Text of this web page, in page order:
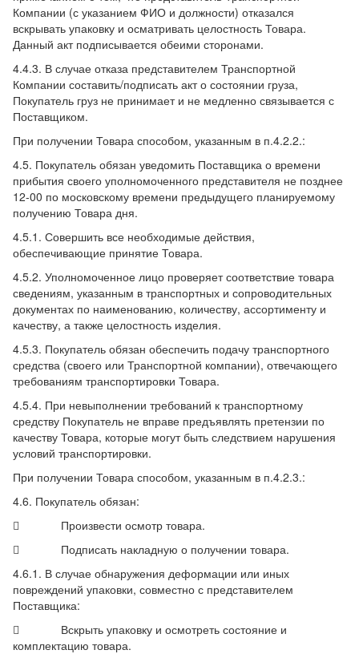
Компании (с указанием ФИО и должности) отказался
вскрывать упаковку и осматривать целостность Товара.
Данный акт подписывается обеими сторонами.
4.4.3. В случае отказа представителем Транспортной
Компании составить/подписать акт о состоянии груза,
Покупатель груз не принимает и не медленно связывается с
Поставщиком.
При получении Товара способом, указанным в п.4.2.2.:
4.5. Покупатель обязан уведомить Поставщика о времени
прибытия своего уполномоченного представителя не позднее
12-00 по московскому времени предыдущего планируемому
получению Товара дня.
4.5.1. Совершить все необходимые действия,
обеспечивающие принятие Товара.
4.5.2. Уполномоченное лицо проверяет соответствие товара
сведениям, указанным в транспортных и сопроводительных
документах по наименованию, количеству, ассортименту и
качеству, а также целостность изделия.
4.5.3. Покупатель обязан обеспечить подачу транспортного
средства (своего или Транспортной компании), отвечающего
требованиям транспортировки Товара.
4.5.4. При невыполнении требований к транспортному
средству Покупатель не вправе предъявлять претензии по
качеству Товара, которые могут быть следствием нарушения
условий транспортировки.
При получении Товара способом, указанным в п.4.2.3.:
4.6. Покупатель обязан:
 Произвести осмотр товара.
 Подписать накладную о получении товара.
4.6.1. В случае обнаружения деформации или иных
повреждений упаковки, совместно с представителем
Поставщика:
 Вскрыть упаковку и осмотреть состояние и
комплектацию товара.